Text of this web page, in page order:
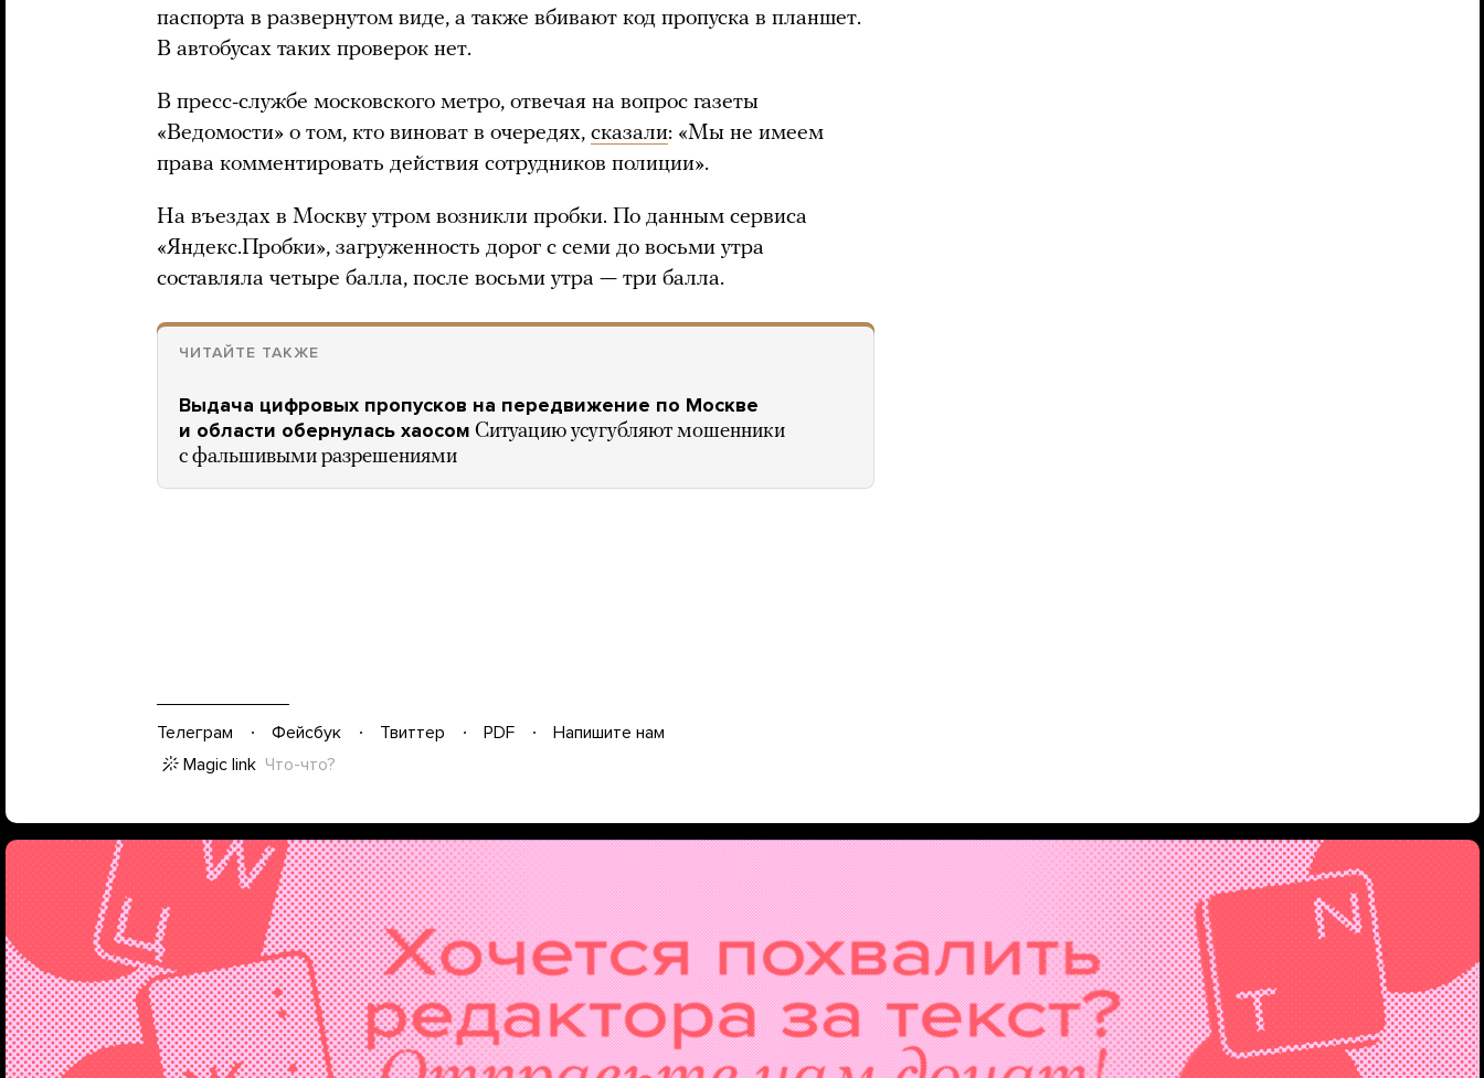
паспорта в развернутом виде, а также вбивают код пропуска в планшет.
В автобусах таких проверок нет.
В пресс-службе московского метро, отвечая на вопрос газеты
«Ведомости» о том, кто виноват в очередях, сказали: «Мы не имеем
права комментировать действия сотрудников полиции».
На въездах в Москву утром возникли пробки. По данным сервиса
«Яндекс.Пробки», загруженность дорог с семи до восьми утра
составляла четыре балла, после восьми утра — три балла.
ЧИТАЙТЕ ТАКЖЕ
Выдача цифровых пропусков на передвижение по Москве
и области обернулась хаосом Ситуацию усугубляют мошенники
с фальшивыми разрешениями
Телеграм Фейсбук Твиттер PDF
Напишите нам
Magic link Что-что?